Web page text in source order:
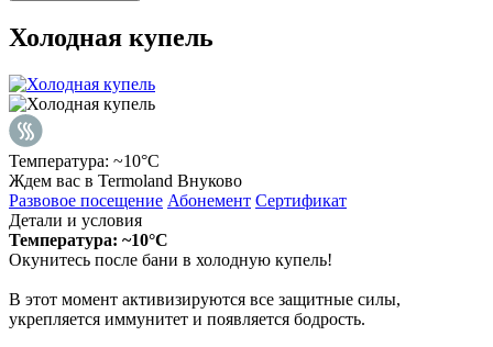
Холодная купель
Температура: ~10°С
Ждем вас в Termoland Внуково
Развовое посещение Абонемент Сертификат
Детали и условия
Температура: ~10°С
Окунитесь после бани в холодную купель!
В этот момент активизируются все защитные силы,
укрепляется иммунитет и появляется бодрость.